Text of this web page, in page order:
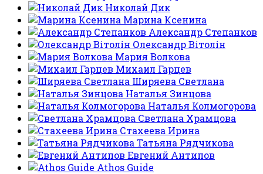
Николай Дик
Марина Ксенина
Александр Степанков
Олександр Вітолін
Мария Волкова
Михаил Гарцев
Ширяева Светлана
Наталья Зинцова
Наталья Колмогорова
Светлана Храмцова
Стахеева Ирина
Татьяна Рядчикова
Евгений Антипов
Athos Guide